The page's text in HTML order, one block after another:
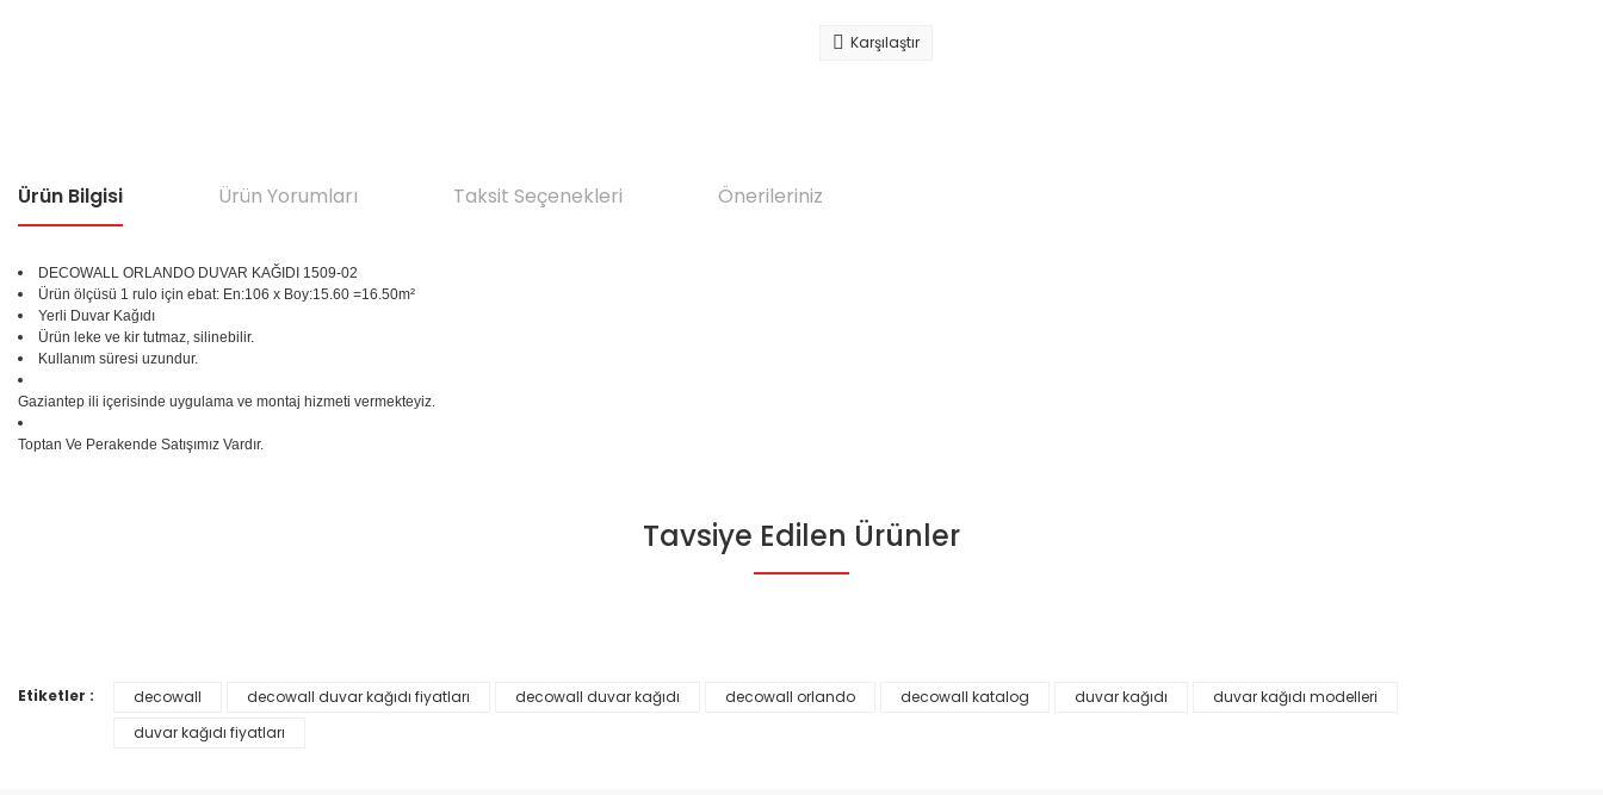
Karşılaştır
Ürün Bilgisi Ürün Yorumları Taksit Seçenekleri Önerileriniz
DECOWALL ORLANDO DUVAR KAĞIDI 1509-02
Ürün ölçüsü 1 rulo için ebat: En:106 x Boy:15.60 =16.50m²
Yerli Duvar Kağıdı
Ürün leke ve kir tutmaz, silinebilir.
Kullanım süresi uzundur.
Gaziantep ili içerisinde uygulama ve montaj hizmeti vermekteyiz.
Toptan Ve Perakende Satışımız Vardır.
Bu ürüne ilk yorumu siz yapın!
Bu ürünün fiyat bilgisi, resim, ürün açıklamalarında ve diğer konularda yetersiz gördüğünüz noktaları öneri formunu kullanarak tarafımıza iletebilirsiniz.
Ürün bilgilerinde hatalar bulunuyor.
Tavsiye Edilen Ürünler
Etiketler : decowall decowall duvar kağıdı fiyatları decowall duvar kağıdı decowall orlando decowall katalog duvar kağıdı
duvar kağıdı modelleri
duvar kağıdı fiyatları